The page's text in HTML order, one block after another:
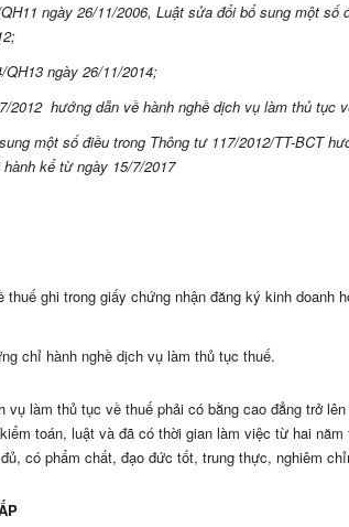
ngày 26/11/2006, Luật sửa đổi bổ sung một số
ngày 26/11/2014;
2012hướng dẫn về hành nghề dịch vụ làm thủ tục
một số điều trong Thông tư 117/2012/TT-BCT
kể từ ngày 15/7/2017
ghi trong giấy chứng nhận đăng ký kinh doanh
chỉ hành nghề dịch vụ làm thủ tục thuế.
làm thủ tục về thuế phải có bằng cao đẳng trở
toán, luật và đã có thời gian làm việc từ hai
có phẩm chất, đạo đức tốt, trung thực, nghiêm